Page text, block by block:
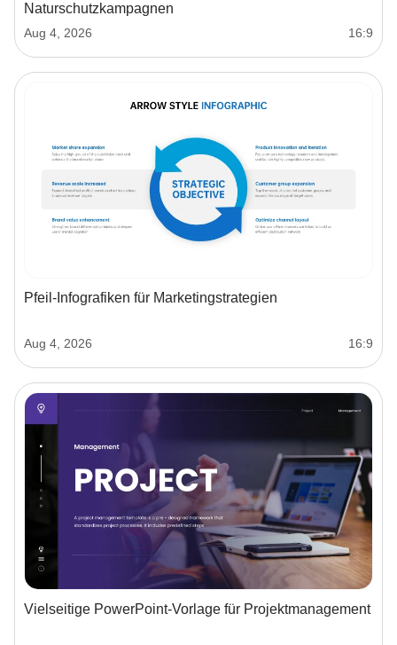
Naturschutzkampagnen
Aug 4, 2026 16:9
Pfeil-Infografiken für Marketingstrategien
Aug 4, 2026 16:9
Vielseitige PowerPoint-Vorlage für Projektmanagement